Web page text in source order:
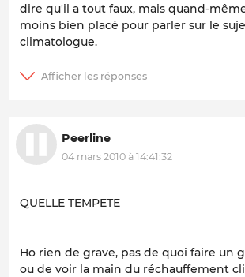
dire qu'il a tout faux, mais quand-
moins bien placé pour parler sur le
climatologue.
Peerline
04 mars 2010 à 14:41:32
QUELLE TEMPETE
Ho rien de grave, pas de quoi faire un
ou de voir la main du réchauffement